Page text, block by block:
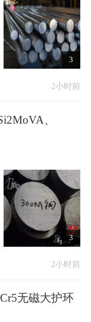
3
2小时前
、
3
2小时前
无磁大护环